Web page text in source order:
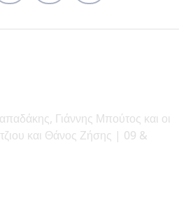
Γιάννης Μπούτος και οι
και Θάνος Ζήσης | 09 &